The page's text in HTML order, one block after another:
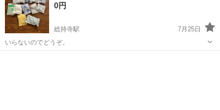
業いただけます。 リフト以外に...
0円
総持寺駅
7月25日
いらないのでどうぞ。